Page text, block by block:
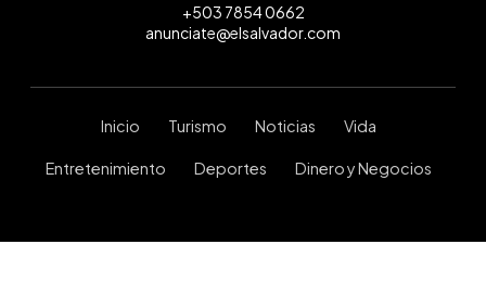
+503 7854 0662
anunciate@elsalvador.com
Inicio Turismo Noticias Vida
Entretenimiento Deportes Dinero y Negocios